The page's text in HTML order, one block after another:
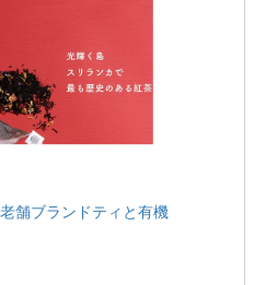
舗ブランドティと有機